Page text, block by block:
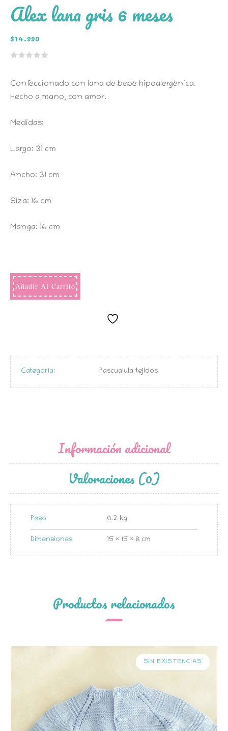
Alex lana gris 6 meses
$14.990
Confeccionado con lana de bebé hipoalergénica.
Hecho a mano, con amor.
Medidas:
Largo: 31 cm
Ancho: 31 cm
Siza: 16 cm
Manga: 16 cm
Añadir Al Carrito
Categoría: Pascualula tejidos
Información adicional
Valoraciones (0)
Peso 0.2 kg
Dimensiones 15 × 15 × 8 cm
Productos relacionados
SIN EXISTENCIAS